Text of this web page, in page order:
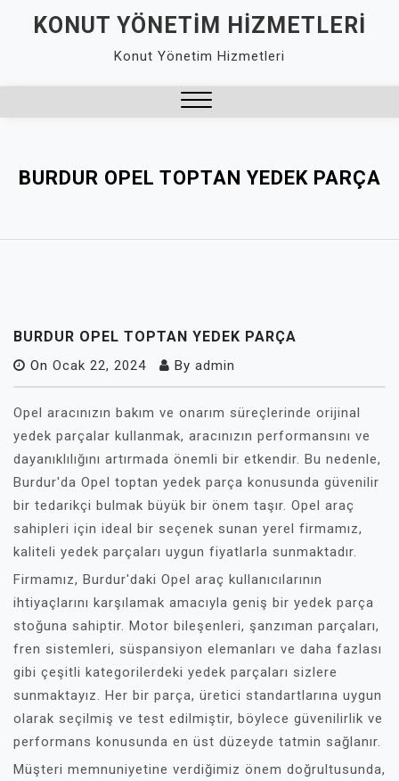
KONUT YÖNETIM HIZMETLERI
Konut Yönetim Hizmetleri
BURDUR OPEL TOPTAN YEDEK PARÇA
BURDUR OPEL TOPTAN YEDEK PARÇA
On Ocak 22, 2024 By admin
Opel aracınızın bakım ve onarım süreçlerinde orijinal
yedek parçalar kullanmak, aracınızın performansını ve
dayanıklılığını artırmada önemli bir etkendir. Bu nedenle,
Burdur'da Opel toptan yedek parça konusunda güvenilir
bir tedarikçi bulmak büyük bir önem taşır. Opel araç
sahipleri için ideal bir seçenek sunan yerel firmamız,
kaliteli yedek parçaları uygun fiyatlarla sunmaktadır.
Firmamız, Burdur'daki Opel araç kullanıcılarının
ihtiyaçlarını karşılamak amacıyla geniş bir yedek parça
stoğuna sahiptir. Motor bileşenleri, şanzıman parçaları,
fren sistemleri, süspansiyon elemanları ve daha fazlası
gibi çeşitli kategorilerdeki yedek parçaları sizlere
sunmaktayız. Her bir parça, üretici standartlarına uygun
olarak seçilmiş ve test edilmiştir, böylece güvenilirlik ve
performans konusunda en üst düzeyde tatmin sağlanır.
Müşteri memnuniyetine verdiğimiz önem doğrultusunda,